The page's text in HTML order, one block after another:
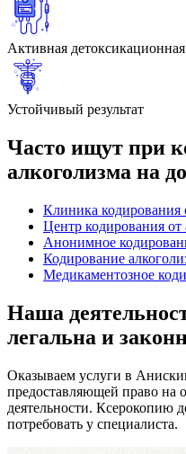
Активная
Устойчивый результат
Часто ищут при
алкоголизма на
Клиника кодирования
Центр кодирования от
Анонимное
Кодирование
Медикаментозное
Наша
легальна и
Оказываем услуги в
предоставляющей право на
деятельности. Ксерокопию
потребовать у специалиста.